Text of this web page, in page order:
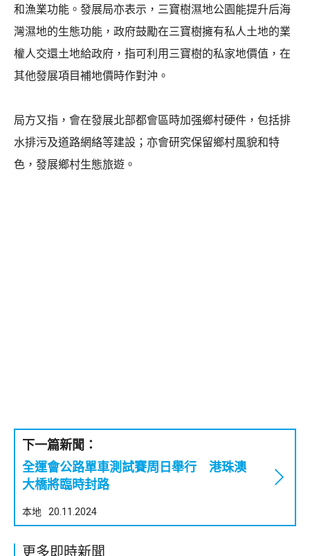
和漁業功能。發展局亦表示，三寶樹濕地公園能提升后海
灣濕地的生態功能，政府鼓勵在三寶樹擁有私人土地的業
權人交還土地給政府，指可利用三寶樹的私家地價值，在
其他發展項目補地價時作對沖。
局方又指，會在發展北部都會區時加强鄉村硬件，包括排
水排污及道路網絡等建設；亦會研究保留鄉村風貌和特
色，發展鄉村生態旅遊。
下一篇新聞：
全運會公路單車測試賽周日舉行 港珠澳
大橋將臨時封路
本地 20.11.2024
更多即時新聞